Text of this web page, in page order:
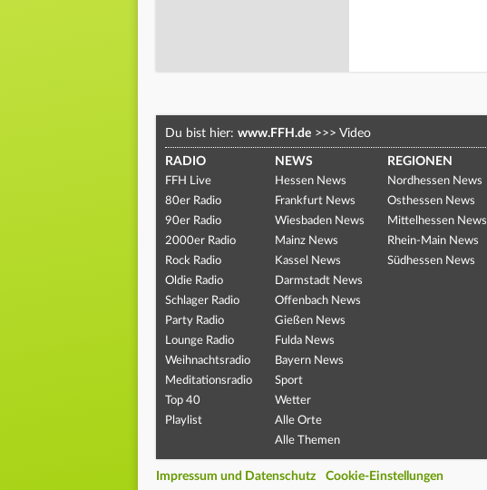
Du bist hier: www.FFH.de >>> Video
RADIO
FFH Live
80er Radio
90er Radio
2000er Radio
Rock Radio
Oldie Radio
Schlager Radio
Party Radio
Lounge Radio
Weihnachtsradio
Meditationsradio
Top 40
Playlist
NEWS
Hessen News
Frankfurt News
Wiesbaden News
Mainz News
Kassel News
Darmstadt News
Offenbach News
Gießen News
Fulda News
Bayern News
Sport
Wetter
Alle Orte
Alle Themen
REGIONEN
Nordhessen News
Osthessen News
Mittelhessen News
Rhein-Main News
Südhessen News
Impressum und Datenschutz Cookie-Einstellungen